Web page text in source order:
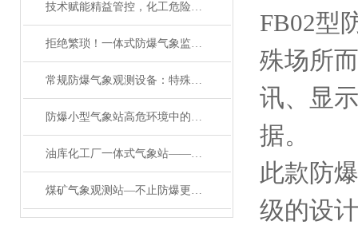
技术赋能精益管控，化工危险场所防爆气象站助力化工行业合规增效双升级
拒绝繁琐！一体式防爆气象监测仪，让工业环境监测更高效省心
常规防爆气象观测设备：特殊环境的安全监测守护者
防爆小型气象站高危环境中的安全气象守护者
油库化工厂一体式气象站——防爆款气象站：实时监测，为危化场所降风险
煤矿气象观测站—不止防爆更全能:自动气象站开启高危场景监测新篇
FB02型
殊场所
讯、显
据。
此款防
级的设